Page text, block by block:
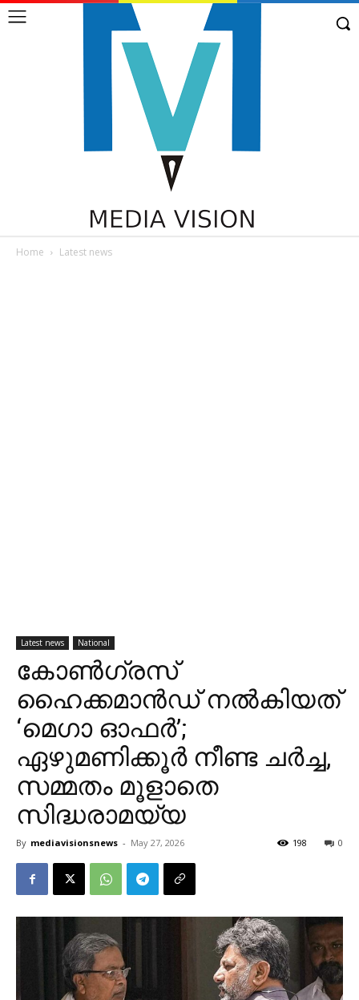
Home Latest news
Latest news National
കോൺഗ്രസ്
ഹൈക്കമാൻഡ് നൽകിയത്
‘മെഗാ ഓഫർ’;
ഏഴുമണിക്കൂർ നീണ്ട ചർച്ച,
സമ്മതം മൂളാതെ
സിദ്ധരാമയ്യ
By mediavisionsnews - May 27, 2026 0
198